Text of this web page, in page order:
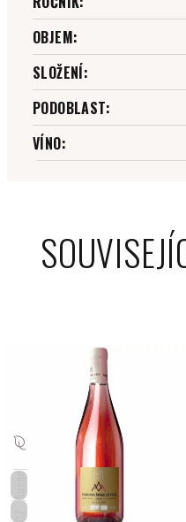
OBJEM:
SLOŽENÍ:
PODOBLAST:
VÍNO:
CZ
Suché